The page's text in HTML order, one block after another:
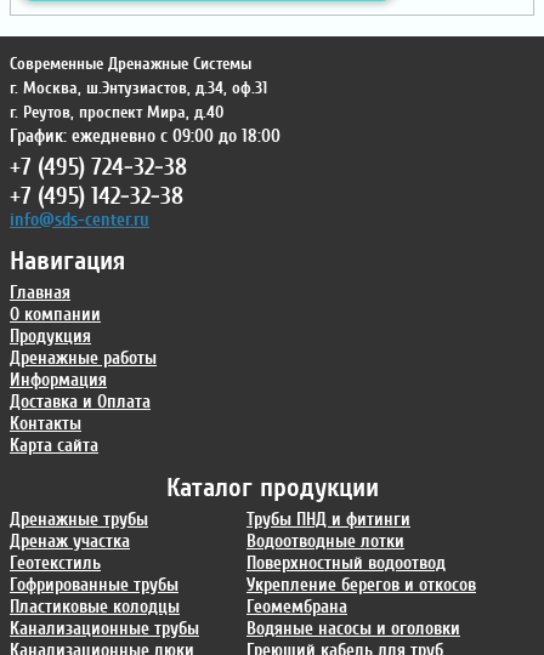
Каталог продукции
Дренажные трубы
Дренаж участка
Геотекстиль
Гофрированные трубы
Пластиковые колодцы
Канализационные трубы
Трубы ПНД и фитинги
Водоотводные лотки
Поверхностный водоотвод
Укрепление берегов и откосов
Геомембрана
Водяные насосы и оголовки
Навигация
Главная
О компании
Продукция
Дренажные работы
Информация
Доставка и Оплата
Контакты
Карта сайта
Современные Дренажные Системы
г. Москва, ш.Энтузиастов, д.34, оф.31
г. Реутов, проспект Мира, д.40
График: ежедневно с 09:00 до 18:00
+7 (495) 724-32-38
+7 (495) 142-32-38
info@sds-center.ru